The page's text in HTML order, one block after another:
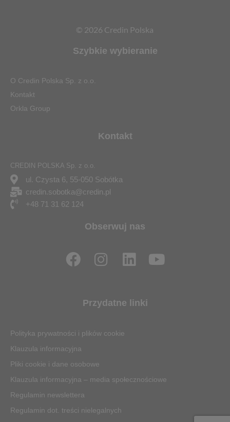
© 2026 Credin Polska
Szybkie wybieranie
O Credin Polska Sp. z o.o.
Kontakt
Orkla Group
Kontakt
CREDIN POLSKA Sp. z o.o.
ul. Czysta 6, 55-050 Sobótka
credin.sobotka@credin.pl
+48 71 31 62 124
Obserwuj nas
F
a
o
o
k
I
n
t
g
m
L
i
k
Y
Przydatne linki
Polityka prywatności i plików cookie
Klauzula informacyjna
Pliki cookie i dane osobowe
Klauzula informacyjna – media społecznościowe
Regulamin newslettera
Regulamin dot. treści nielegalnych